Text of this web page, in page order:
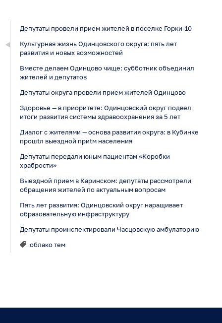
Депутаты провели прием жителей в поселке Горки-10
Культурная жизнь Одинцовского округа: пять лет
развития и новых возможностей
Вместе делаем Одинцово чище: субботник объединил
жителей и депутатов
Депутаты округа провели прием жителей Одинцово
Здоровье — в приоритете: Одинцовский округ подвел
итоги развития системы здравоохранения за 5 лет
Диалог с жителями — основа развития округа: в Кубинке
прошtл выездной приtм населения
Депутаты передали юным пациентам «Коробки
храбрости»
Выездной прием в Каринском: депутаты рассмотрели
обращения жителей по актуальным вопросам
Пять лет развития: Одинцовский округ наращивает
образовательную инфраструктуру
Депутаты проинспектировали Часцовскую амбулаторию
облако тем